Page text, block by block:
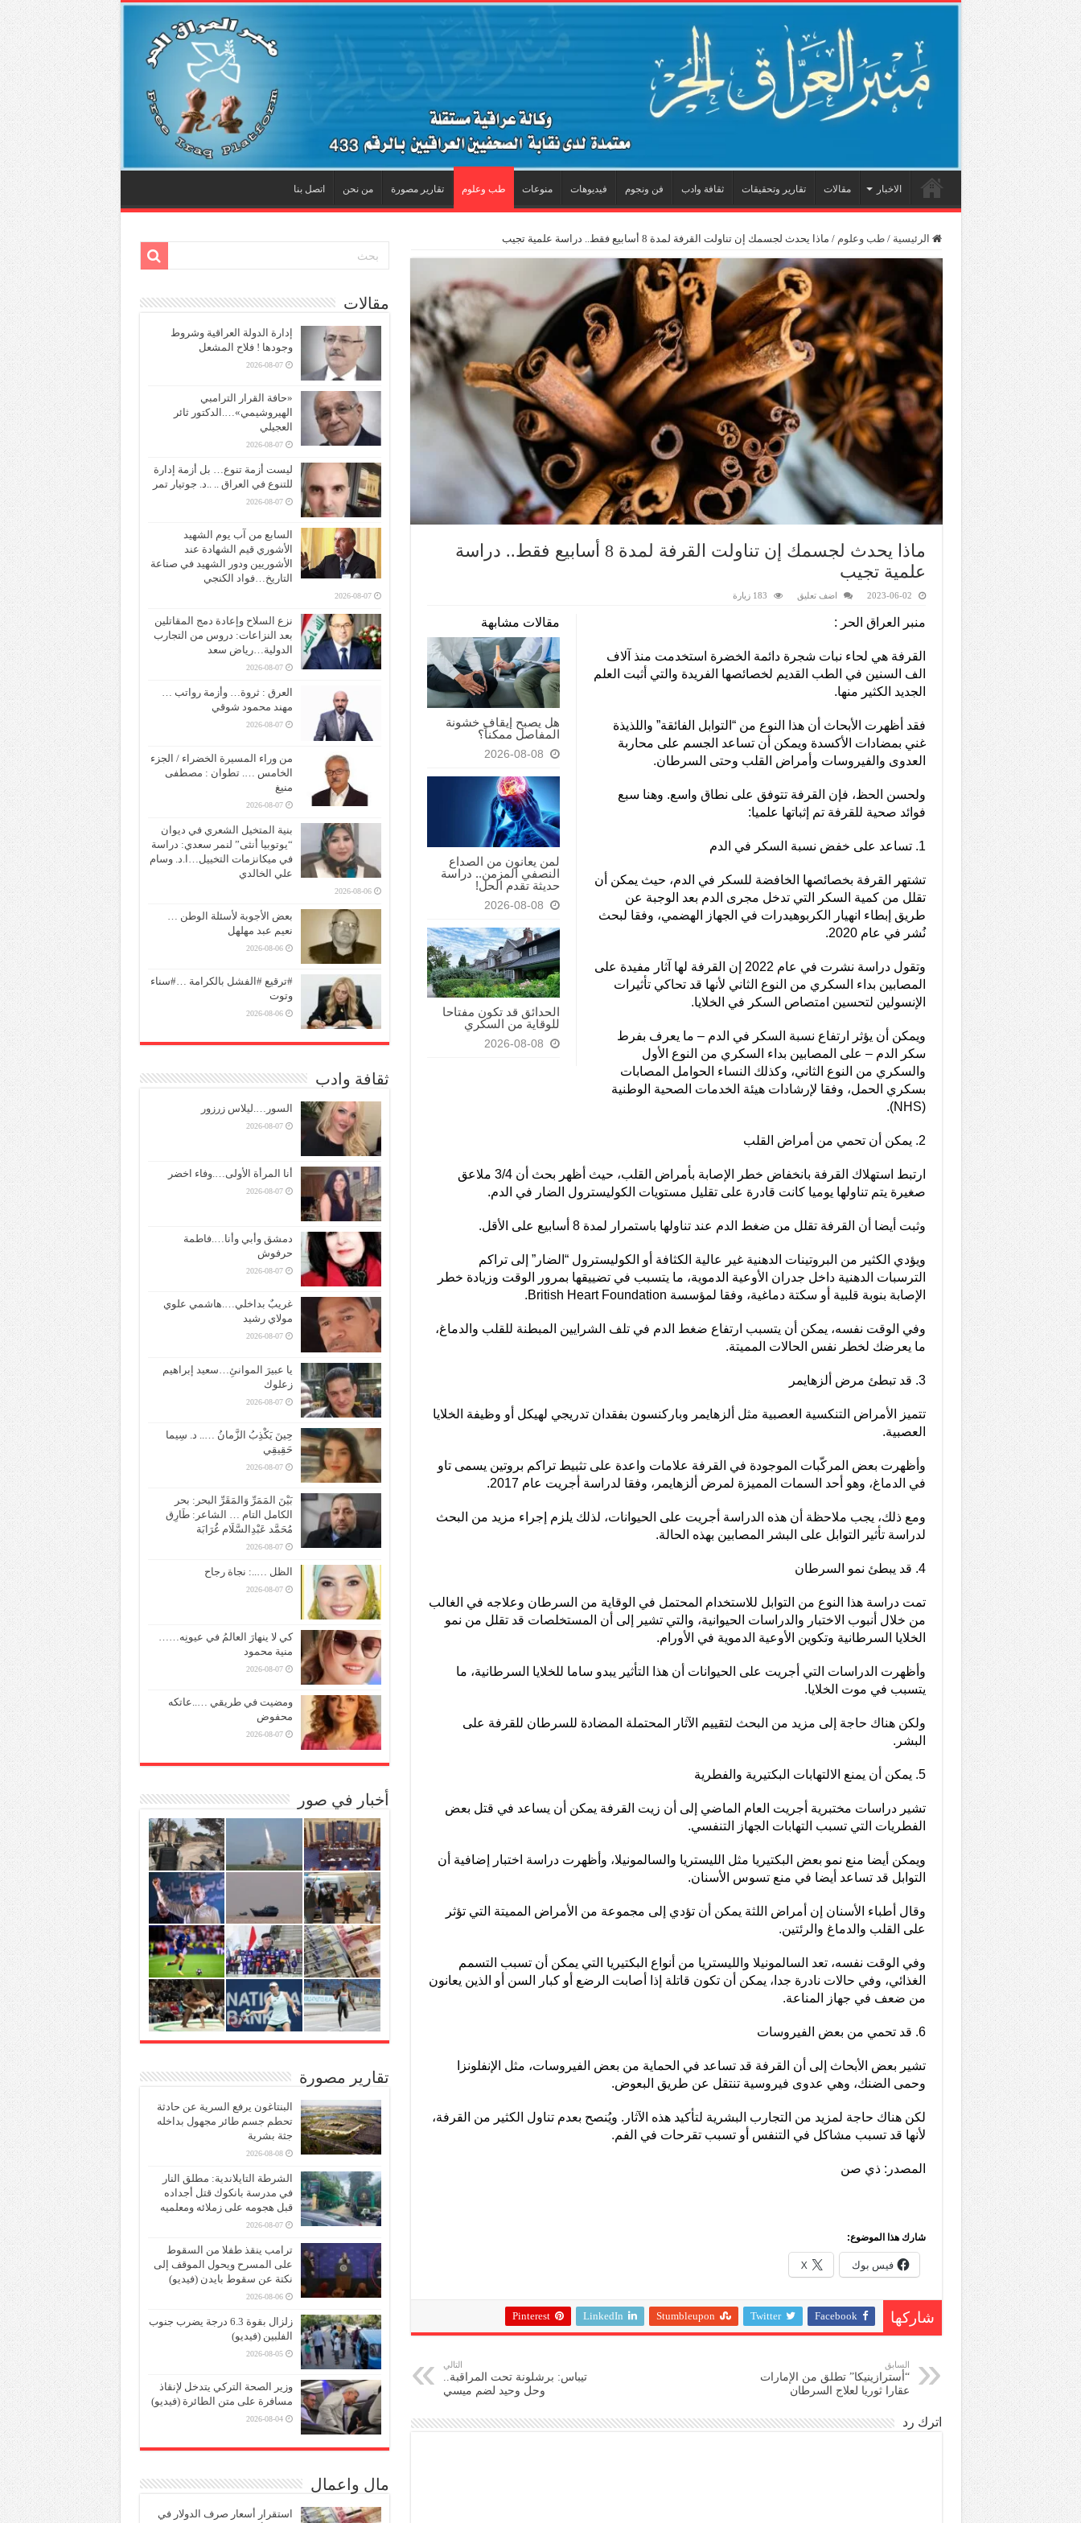
الاخبار مقالات تقارير وتحقيقات ثقافة وادب فن ونجوم فيديوهات منوعات طب وعلوم تقارير مصورة من نحن اتصل بنا
الرئيسية / طب وعلوم / ماذا يحدث لجسمك إن تناولت القرفة لمدة 8 أسابيع فقط.. دراسة علمية تجيب
ماذا يحدث لجسمك إن تناولت القرفة لمدة 8 أسابيع فقط.. دراسة
علمية تجيب
2023-06-02 اضف تعليق 183 زيارة
مقالات مشابهة
هل يصبح إيقاف خشونة
المفاصل ممكناً؟
2026-08-08
لمن يعانون من الصداع
النصفي المزمن.. دراسة
حديثة تقدم الحل!
2026-08-08
الحدائق قد تكون مفتاحا
للوقاية من السكري
2026-08-08
منبر العراق الحر :
القرفة هي لحاء نبات شجرة دائمة الخضرة استخدمت منذ آلاف
الف السنين في الطب القديم لخصائصها الفريدة والتي أثبت العلم
الجديد الكثير منها.
فقد أظهرت الأبحاث أن هذا النوع من “التوابل الفائقة” واللذيذة
غني بمضادات الأكسدة ويمكن أن تساعد الجسم على محاربة
العدوى والفيروسات وأمراض القلب وحتى السرطان.
ولحسن الحظ، فإن القرفة تتوفق على نطاق واسع. وهنا سبع
فوائد صحية للقرفة تم إثباتها علميا:
1. تساعد على خفض نسبة السكر في الدم
تشتهر القرفة بخصائصها الخافضة للسكر في الدم، حيث يمكن أن
تقلل من كمية السكر التي تدخل مجرى الدم بعد الوجبة عن
طريق إبطاء انهيار الكربوهيدرات في الجهاز الهضمي، وفقا لبحث
نُشر في عام 2020.
وتقول دراسة نشرت في عام 2022 إن القرفة لها آثار مفيدة على
المصابين بداء السكري من النوع الثاني لأنها قد تحاكي تأثيرات
الإنسولين لتحسين امتصاص السكر في الخلايا.
ويمكن أن يؤثر ارتفاع نسبة السكر في الدم – ما يعرف بفرط
سكر الدم – على المصابين بداء السكري من النوع الأول
والسكري من النوع الثاني، وكذلك النساء الحوامل المصابات
بسكري الحمل، وفقا لإرشادات هيئة الخدمات الصحية الوطنية
(NHS).
2. يمكن أن تحمي من أمراض القلب
ارتبط استهلاك القرفة بانخفاض خطر الإصابة بأمراض القلب، حيث أظهر بحث أن 3/4 ملاعق
صغيرة يتم تناولها يوميا كانت قادرة على تقليل مستويات الكوليسترول الضار في الدم.
وثبت أيضا أن القرفة تقلل من ضغط الدم عند تناولها باستمرار لمدة 8 أسابيع على الأقل.
ويؤدي الكثير من البروتينات الدهنية غير عالية الكثافة أو الكوليسترول “الضار” إلى تراكم
الترسبات الدهنية داخل جدران الأوعية الدموية، ما يتسبب في تضييقها بمرور الوقت وزيادة خطر
الإصابة بنوبة قلبية أو سكتة دماغية، وفقا لمؤسسة British Heart Foundation.
وفي الوقت نفسه، يمكن أن يتسبب ارتفاع ضغط الدم في تلف الشرايين المبطنة للقلب والدماغ،
ما يعرضك لخطر نفس الحالات المميتة.
3. قد تبطئ مرض ألزهايمر
تتميز الأمراض التنكسية العصبية مثل ألزهايمر وباركنسون بفقدان تدريجي لهيكل أو وظيفة الخلايا
العصبية.
وأظهرت بعض المركّبات الموجودة في القرفة علامات واعدة على تثبيط تراكم بروتين يسمى تاو
في الدماغ، وهو أحد السمات المميزة لمرض ألزهايمر، وفقا لدراسة أجريت عام 2017.
ومع ذلك، يجب ملاحظة أن هذه الدراسة أجريت على الحيوانات، لذلك يلزم إجراء مزيد من البحث
لدراسة تأثير التوابل على البشر المصابين بهذه الحالة.
4. قد يبطئ نمو السرطان
تمت دراسة هذا النوع من التوابل للاستخدام المحتمل في الوقاية من السرطان وعلاجه في الغالب
من خلال أنبوب الاختبار والدراسات الحيوانية، والتي تشير إلى أن المستخلصات قد تقلل من نمو
الخلايا السرطانية وتكوين الأوعية الدموية في الأورام.
وأظهرت الدراسات التي أجريت على الحيوانات أن هذا التأثير يبدو ساما للخلايا السرطانية، ما
يتسبب في موت الخلايا.
ولكن هناك حاجة إلى مزيد من البحث لتقييم الآثار المحتملة المضادة للسرطان للقرفة على
البشر.
5. يمكن أن يمنع الالتهابات البكتيرية والفطرية
تشير دراسات مختبرية أجريت العام الماضي إلى أن زيت القرفة يمكن أن يساعد في قتل بعض
الفطريات التي تسبب التهابات الجهاز التنفسي.
ويمكن أيضا منع نمو بعض البكتيريا مثل الليستريا والسالمونيلا، وأظهرت دراسة اختبار إضافية أن
التوابل قد تساعد أيضا في منع تسوس الأسنان.
وقال أطباء الأسنان إن أمراض اللثة يمكن أن تؤدي إلى مجموعة من الأمراض المميتة التي تؤثر
على القلب والدماغ والرئتين.
وفي الوقت نفسه، تعد السالمونيلا والليستريا من أنواع البكتيريا التي يمكن أن تسبب التسمم
الغذائي، وفي حالات نادرة جدا، يمكن أن تكون قاتلة إذا أصابت الرضع أو كبار السن أو الذين يعانون
من ضعف في جهاز المناعة.
6. قد تحمي من بعض الفيروسات
تشير بعض الأبحاث إلى أن القرفة قد تساعد في الحماية من بعض الفيروسات، مثل الإنفلونزا
وحمى الضنك، وهي عدوى فيروسية تنتقل عن طريق البعوض.
لكن هناك حاجة لمزيد من التجارب البشرية لتأكيد هذه الآثار. ويُنصح بعدم تناول الكثير من القرفة،
لأنها قد تسبب مشاكل في التنفس أو تسبب تقرحات في الفم.
المصدر: ذي صن
شارك هذا الموضوع:
فيس بوك X
شاركها Facebook
Twitter
Stumbleupon
LinkedIn
Pinterest
السابق
“أسترازينيكا” تطلق من الإمارات
عقارا ثوريا لعلاج السرطان
التالي
تيباس: برشلونة تحت المراقبة..
وحل وحيد لضم ميسي
اترك رد
مقالات
إدارة الدولة العراقية وشروط
وجودها ! فلاح المشعل
2026-08-07
«حافة القرار الترامبي
الهيروشيمي»….الدكتور ثائر
العجيلي
2026-08-07
ليست أزمة تنوع… بل أزمة إدارة
للتنوع في العراق .. ..د. جوتيار تمر
2026-08-07
السابع من آب يوم الشهيد
الأشوري قيم الشهادة عند
الأشوريين ودور الشهيد في صناعة
التاريخ…فواد الكنجي
2026-08-07
نزع السلاح وإعادة دمج المقاتلين
بعد النزاعات: دروس من التجارب
الدولية…رياض سعد
2026-08-07
العرق : ثروة… وأزمة رواتب …
مهند محمود شوقي
2026-08-07
من وراء المسيرة الخضراء / الجزء
الخامس …. تطوان : مصطفى
منيغ
2026-08-07
بنية المتخيل الشعري في ديوان
“يوتوبيا أنثى” لنمر سعدي: دراسة
في ميكانزمات التخييل…ا.د. وسام
علي الخالدي
2026-08-06
بعض الأجوبة لأسئلة الوطن …
نعيم عبد مهلهل
2026-08-06
#ترقيع #الفشل بالكرامة …#سناء
وتوت
2026-08-06
ثقافة وادب
السور….ليلاس زرزور
2026-08-07
أنا المرأة الأولى….وفاء اخضر
2026-08-07
دمشق وأبي وأنا….فاطمة
حرفوش
2026-08-07
غريبٌ بداخلي….هاشمي علوي
مولاي رشيد
2026-08-07
يا عبيرَ الموانئِ…سعيد إبراهيم
زعلوك
2026-08-07
حِينَ يَكْذِبُ الزَّمانُ ….. د. سِيما
حَقِيقِي
2026-08-07
بَيْنَ المَمَرِّ وَالمَقَرِّ البحر: بحر
الكامل التام … الشاعر: طَارِق
مُحَمَّد عَبْدِالسَّلَام غُرَابَة
2026-08-07
الظل …..: نجاة رجاح
2026-08-07
كي لا ينهارَ العالمُ في عيونِه……
منية محمود
2026-08-07
ومضيت في طريقي …..عاتكه
محفوض
2026-08-07
أخبار في صور
تقارير مصورة
البنتاغون يرفع السرية عن حادثة
تحطم جسم طائر مجهول بداخله
جثة بشرية
2026-08-08
الشرطة التايلاندية: مطلق النار
في مدرسة بانكوك قتل أجداده
قبل هجومه على زملائه ومعلميه
2026-08-07
ترامب ينقذ طفلا من السقوط
على المسرح ويحول الموقف إلى
نكتة عن سقوط بايدن (فيديو)
2026-08-06
زلزال بقوة 6.3 درجة يضرب جنوب
الفلبين (فيديو)
2026-08-05
وزير الصحة التركي يتدخل لإنقاذ
مسافرة على متن الطائرة (فيديو)
2026-08-04
مال واعمال
استقرار أسعار صرف الدولار في